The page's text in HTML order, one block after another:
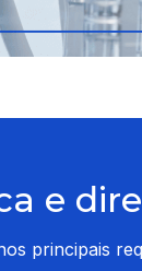
e
principais